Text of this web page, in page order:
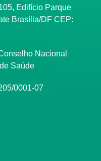
Edifício Parque
Brasília/DF CEP:
Nacional
Saúde
0001-07